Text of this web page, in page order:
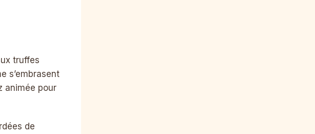
truffes
s’embrasent
animée pour
de